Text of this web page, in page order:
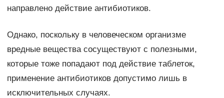
направлено действие антибиотиков.
Однако, поскольку в человеческом организме
вредные вещества сосуществуют с полезными,
которые тоже попадают под действие таблеток,
применение антибиотиков допустимо лишь в
исключительных случаях.